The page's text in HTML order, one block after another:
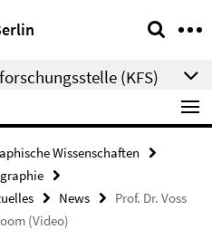
(KFS)
Wissenschaften
News
Prof. Dr. Voss
(Video)